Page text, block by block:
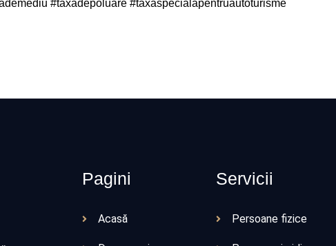
#taxadepoluare #taxaspecialapentruautoturisme
Pagini
Acasă
Servicii
Persoane fizice